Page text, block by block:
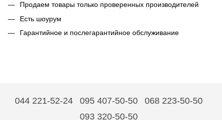
Продаем товары только проверенных производителей
Есть шоурум
Гарантийное и послегарантийное обслуживание
044 221-52-24 095 407-50-50
068 223-50-50
093 320-50-50